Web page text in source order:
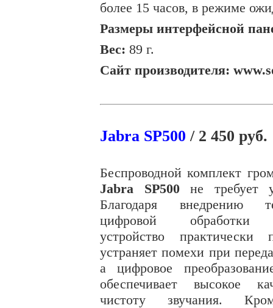
более 15 часов, в режиме
Размеры интерфейсной
Вес: 89 г.
Сайт производителя:
Jabra SP500 / 2 450 руб.
Беспроводной комплект
Jabra SP500не требует
Благодаря внедрению
цифровой обработки
устройство практически
устраняет помехи при
а цифровое
обеспечивает высокое
чистоту звучания.